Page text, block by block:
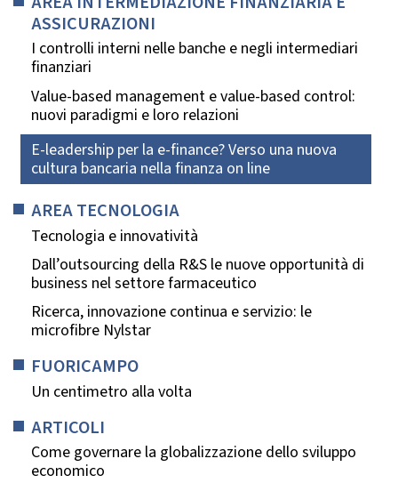
ASSICURAZIONI
I controlli interni nelle banche e negli intermediari
finanziari
Value-based management e value-based control:
nuovi paradigmi e loro relazioni
E-leadership per la e-finance? Verso una nuova
cultura bancaria nella finanza on line
AREA TECNOLOGIA
Tecnologia e innovatività
Dall’outsourcing della R&S le nuove opportunità di
business nel settore farmaceutico
Ricerca, innovazione continua e servizio: le
microfibre Nylstar
FUORICAMPO
Un centimetro alla volta
ARTICOLI
Come governare la globalizzazione dello sviluppo
economico